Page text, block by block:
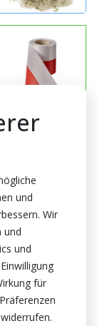
und
Wir
und
und
für